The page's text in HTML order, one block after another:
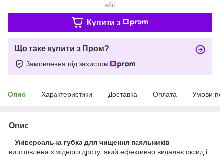
або
Купити з
Що таке купити з Пром?
Замовлення під захистом
Опис Характеристики Доставка Оплата Умови
Опис
Універсальна губка для чищення паяльників
виготовлена з мідного дроту, який ефективно видаляє оксид і